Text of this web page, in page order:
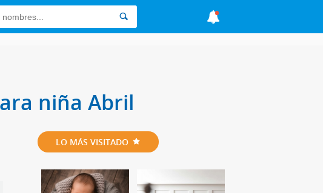
niña Abril
LO MÁS VISITADO